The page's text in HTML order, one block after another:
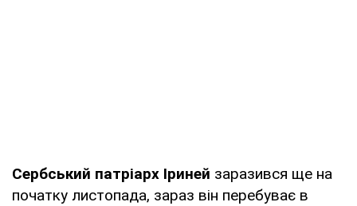
Сербський патріарх Іриней заразився ще на
початку листопада, зараз він перебуває в